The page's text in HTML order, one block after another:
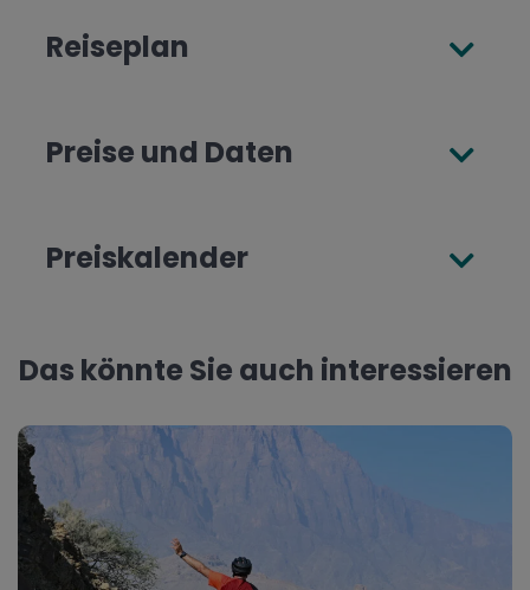
Reiseplan
Preise und Daten
Preiskalender
Das könnte Sie auch interessieren